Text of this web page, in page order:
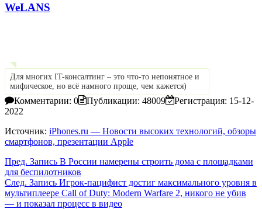
WeLANS
Для многих IT-консалтинг – это что-то непонятное и
мифическое, но всё намного проще, чем кажется)
Комментарии: 0 Публикации: 48009
Регистрация: 15-12-
2022
Источник: iPhones.ru — Новости высоких технологий, обзоры
смартфонов, презентации Apple
Пред. Запись В России намерены строить дома с площадками
для беспилотников
След. Запись Игрок-пацифист достиг максимального уровня в
мультиплеере Call of Duty: Modern Warfare 2, никого не убив
— и показал процесс в видео